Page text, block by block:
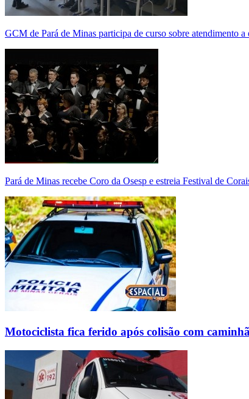
GCM de Pará de Minas participa de curso sobre atendimento
Pará de Minas recebe Coro da Osesp e estreia Festival de
Motociclista fica ferido após colisão com